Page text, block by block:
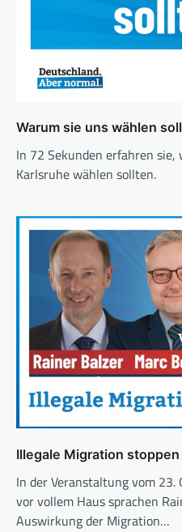
Warum sie uns wählen
In 72 Sekunden erfahren sie,
Karlsruhe wählen sollten.
Illegale Migration stoppen
In der Veranstaltung vom
vor vollem Haus sprachen
Auswirkung der Migration…